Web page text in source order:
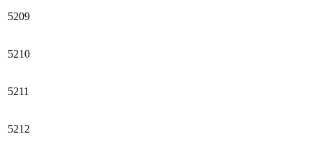
5209
5210
5211
5212